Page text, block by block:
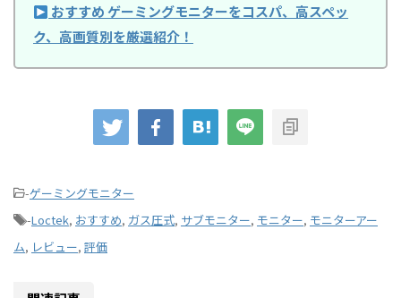
おすすめ ゲーミングモニターをコスパ、高スペッ
ク、高画質別を厳選紹介！
-ゲーミングモニター
-Loctek, おすすめ, ガス圧式, サブモニター, モニター, モニターアー
ム, レビュー, 評価